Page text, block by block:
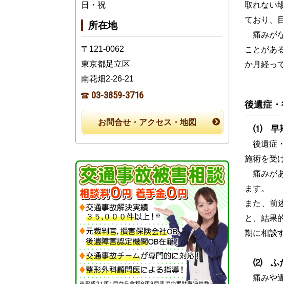
取れない
ており、
痛みが
ことがあ
か月経っ
後遺症
⑴ 早期
後遺症
施術を受
痛みが
ます。
また、前
と、結果
期に相談
⑵ ふた
痛みや
日・祝
所在地
〒121-0062
東京都足立区
南花畑2-26-21
03-3859-3716
お問合せ・アクセス・地図